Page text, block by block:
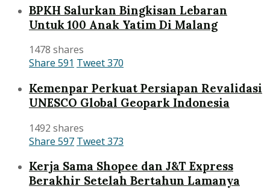
BPKH Salurkan Bingkisan Lebaran
Untuk 100 Anak Yatim Di Malang
1478 shares
Share 591 Tweet370
Kemenpar Perkuat Persiapan Revalidasi
UNESCO Global Geopark Indonesia
1492 shares
Share 597 Tweet373
Kerja Sama Shopee dan J&T Express
Berakhir Setelah Bertahun Lamanya